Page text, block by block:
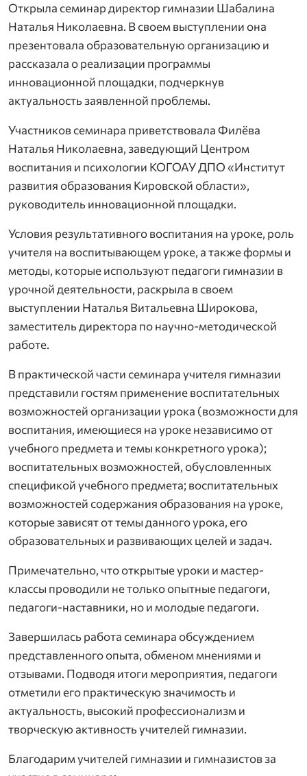
Открыла семинар директор гимназии Шабалина
Наталья Николаевна. В своем выступлении она
презентовала образовательную организацию и
рассказала о реализации программы
инновационной площадки, подчеркнув
актуальность заявленной проблемы.
Участников семинара приветствовала Филёва
Наталья Николаевна, заведующий Центром
воспитания и психологии КОГОАУ ДПО «Институт
развития образования Кировской области»,
руководитель инновационной площадки.
Условия результативного воспитания на уроке, роль
учителя на воспитывающем уроке, а также формы и
методы, которые используют педагоги гимназии в
урочной деятельности, раскрыла в своем
выступлении Наталья Витальевна Широкова,
заместитель директора по научно-методической
работе.
В практической части семинара учителя гимназии
представили гостям применение воспитательных
возможностей организации урока (возможности для
воспитания, имеющиеся на уроке независимо от
учебного предмета и темы конкретного урока);
воспитательных возможностей, обусловленных
спецификой учебного предмета; воспитательных
возможностей содержания образования на уроке,
которые зависят от темы данного урока, его
образовательных и развивающих целей и задач.
Примечательно, что открытые уроки и мастер-
классы проводили не только опытные педагоги,
педагоги-наставники, но и молодые педагоги.
Завершилась работа семинара обсуждением
представленного опыта, обменом мнениями и
отзывами. Подводя итоги мероприятия, педагоги
отметили его практическую значимость и
актуальность, высокий профессионализм и
творческую активность учителей гимназии.
Благодарим учителей гимназии и гимназистов за